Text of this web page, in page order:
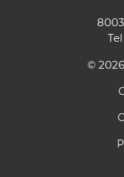
Tel
© 2026